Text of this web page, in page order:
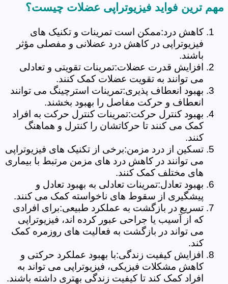
مهم ترین فواید فیزیوتراپی عضلات چیست؟
کاهش درد:ممکن است تمرینات و تکنیک های
فیزیوتراپی در کاهش درد عضلانی و مفصلی مؤثر
باشند.
افزایش قدرت عضلات:تمرینات تقویتی و تعادلی
می توانند به تقویت عضلات کمک کنند.
بهبود انعطاف پذیری:تمرینات استرچینگ می توانند
انعطاف و حرکت مفاصل را بهبود بخشند.
بهبود کنترل حرکت:تمرینات کنترل حرکت به افراد
کمک می کنند تا حرکاتشان را کنترل و هماهنگ
کنند.
تسکین از درد مزمن:برخی از تکنیک های فیزیوتراپی
می توانند در کاهش درد های مزمن مرتبط با بیماری
های مختلف کمک کنند.
بهبود تعادل:تمرینات تعادلی به بهبود تعادل و
پیشگیری از سقوط های ناخواسته کمک می کنند.
تسریع در بازگشت به عملکرد طبیعی:برای افرادی
که از آسیب یا جراحی عبور کرده اند، فیزیوتراپی
می تواند در بازگشت به فعالیت های روزمره کمک
کند.
افزایش کیفیت زندگی:با بهبود عملکرد حرکتی و
کاهش مشکلات فیزیکی، فیزیوتراپی می تواند به
افراد کمک کند تا کیفیت زندگی بهتری داشته باشند.